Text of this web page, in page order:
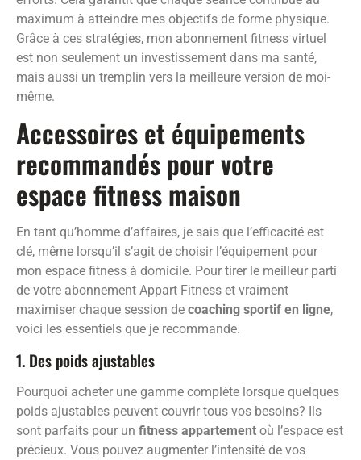
maximum à atteindre mes objectifs de forme physique.
Grâce à ces stratégies, mon abonnement fitness virtuel
est non seulement un investissement dans ma santé,
mais aussi un tremplin vers la meilleure version de moi-
même.
Accessoires et équipements
recommandés pour votre
espace fitness maison
En tant qu’homme d’affaires, je sais que l’efficacité est
clé, même lorsqu’il s’agit de choisir l’équipement pour
mon espace fitness à domicile. Pour tirer le meilleur parti
de votre abonnement Appart Fitness et vraiment
maximiser chaque session de coaching sportif en ligne,
voici les essentiels que je recommande.
1. Des poids ajustables
Pourquoi acheter une gamme complète lorsque quelques
poids ajustables peuvent couvrir tous vos besoins? Ils
sont parfaits pour un fitness appartement où l’espace est
précieux. Vous pouvez augmenter l’intensité de vos